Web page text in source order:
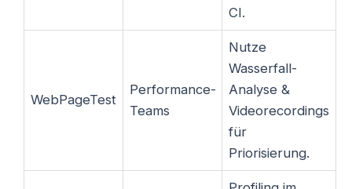
CI.
WebPageTest
Performance-
Teams
Nutze
Wasserfall-
Analyse &
Videorecordings
für
Priorisierung.